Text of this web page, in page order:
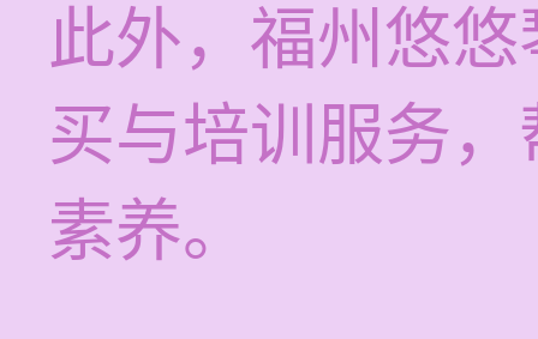
此外，福州悠
买与培训服务
素养。